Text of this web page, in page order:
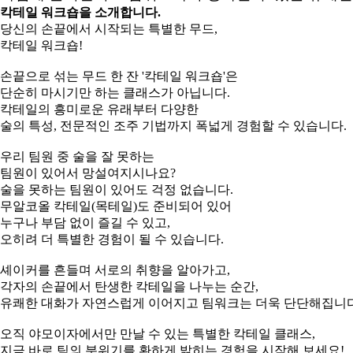
칵테일 워크숍을 소개합니다.
당신의 손끝에서 시작되는 특별한 무드,
칵테일 워크숍!
손끝으로 섞는 무드 한 잔 '칵테일 워크숍'은
단순히 마시기만 하는 클래스가 아닙니다.
칵테일의 흥미로운 유래부터 다양한
술의 특성, 전문적인 조주 기법까지 폭넓게 경험할 수 있습니다.
우리 팀원 중 술을 잘 못하는
팀원이 있어서 망설여지시나요?
술을 못하는 팀원이 있어도 걱정 없습니다.
무알코올 칵테일(목테일)도 준비되어 있어
누구나 부담 없이 즐길 수 있고,
오히려 더 특별한 경험이 될 수 있습니다.
셰이커를 흔들며 서로의 취향을 알아가고,
각자의 손끝에서 탄생한 칵테일을 나누는 순간,
유쾌한 대화가 자연스럽게 이어지고 팀워크는 더욱 단단해집니
오직 야모이자에서만 만날 수 있는 특별한 칵테일 클래스,
지금 바로 팀의 분위기를 환하게 밝히는 경험을 시작해 보세요!